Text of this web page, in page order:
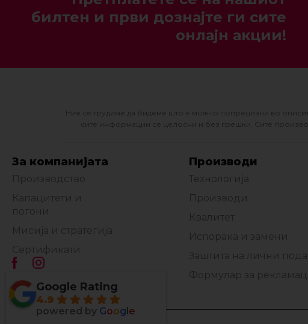
билтен и први дознајте ги сите
онлајн акции!
Ние се трудиме да бидеме што е можно попрецизни во
сите информации се целосни и без грешки. Сите
За компанијата
Производство
Капацитети и
погони
Мисија и стратегија
Сертификати
Производи
Технологија
Производи
Квалитет
Испорака и замени
Заштита на лични
Формулар за
Google Rating
4.9
powered by Google